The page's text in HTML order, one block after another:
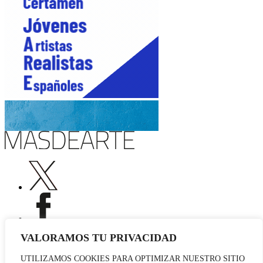
VALORAMOS TU PRIVACIDAD
UTILIZAMOS COOKIES PARA OPTIMIZAR NUESTRO SITIO